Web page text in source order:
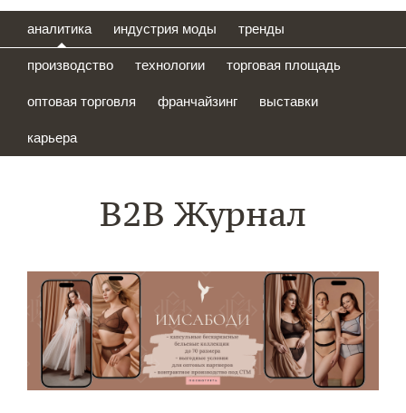
аналитика индустрия моды тренды
производство технологии торговая площадь
оптовая торговля франчайзинг выставки
карьера
B2B Журнал